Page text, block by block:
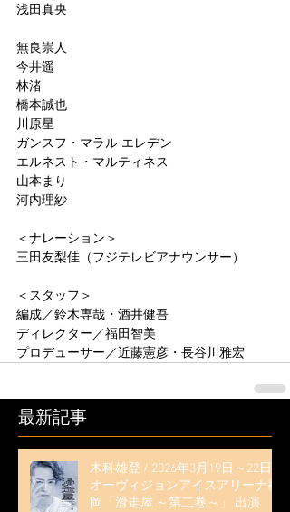
浅田真央
無良崇人
今井遥
林渚
橋本誠也
川原星
ガンスフ・マラル エレデン
エルネスト・マルティネス
山本まり
河内理紗
＜ナレーション＞
三田友梨佳（フジテレビアナウンサー）
＜スタッフ＞
編成／鈴木専哉・酒井健吾
ディレクター／福田智美
プロデューサー／近藤憲彦・長谷川雅宏
最新記事
木科雄登 / 2026年3月19日～22日
オーヴィジョンアイスアリーナ福
岡「滑走屋 ～第二巻～」 出演